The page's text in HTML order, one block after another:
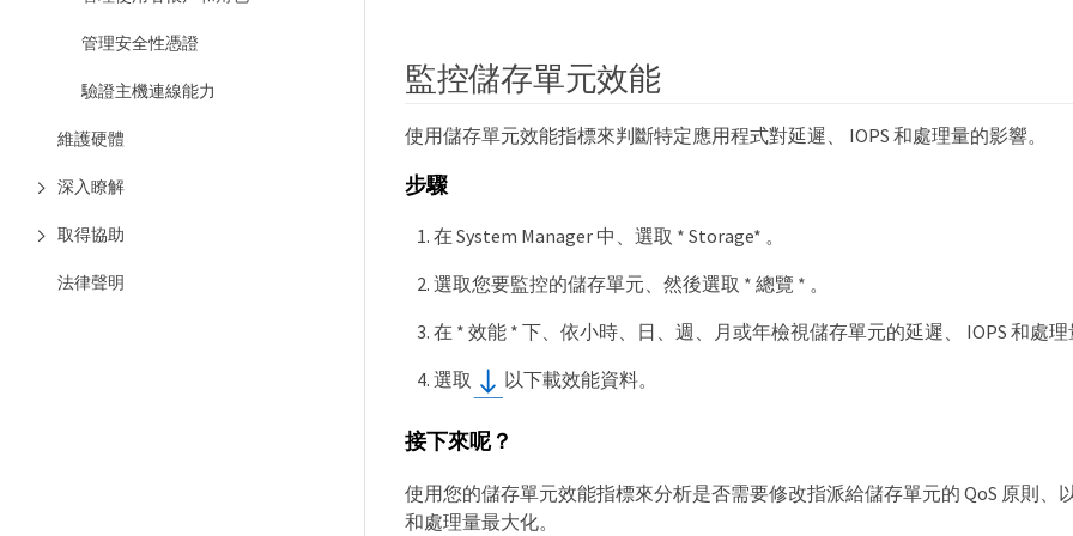
管理安全性憑證
驗證主機連線能力
維護硬體
深入瞭解
取得協助
法律聲明
監控儲存單元效能
使用儲存單元效能指標來判斷特定應用程式對延遲、 IOPS 和處理量的影響。
步驟
在 System Manager 中、選取 * Storage* 。
選取您要監控的儲存單元、然後選取 * 總覽 * 。
在 * 效能 * 下、依小時、日、週、月或年檢視儲存單元的延遲、 IOPS 和處理
選取
以下載效能資料。
接下來呢？
使用您的儲存單元效能指標來分析是否需要修改指派給儲存單元的 QoS 原則、
和處理量最大化。